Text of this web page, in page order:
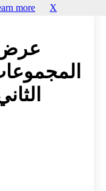
عرض
more X